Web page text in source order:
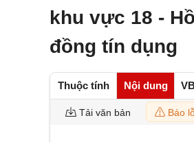
khu vực 18 -
đồng tín dụng
Thuộc tính Nội dung
Tải văn bản Báo